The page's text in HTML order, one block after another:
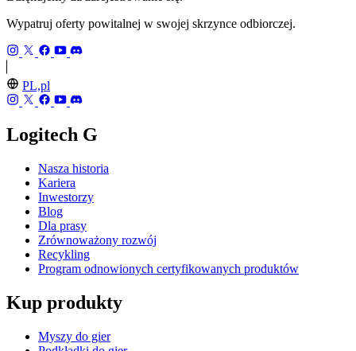
Wypatruj oferty powitalnej w swojej skrzynce odbiorczej.
PL,pl
Logitech G
Nasza historia
Kariera
Inwestorzy
Blog
Dla prasy
Zrównoważony rozwój
Recykling
Program odnowionych certyfikowanych produktów
Kup produkty
Myszy do gier